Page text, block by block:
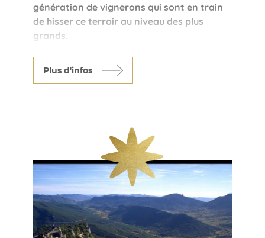
génération de vignerons qui sont en train
de hisser ce terroir au niveau des plus
grands.
plus frais, des vins rouges tout en finesse,
des blancs délicats, ce terroir n'en finira
Plus d'infos